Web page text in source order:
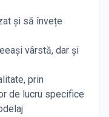
și să învețe
vârstă, dar și
prin
de lucru specifice